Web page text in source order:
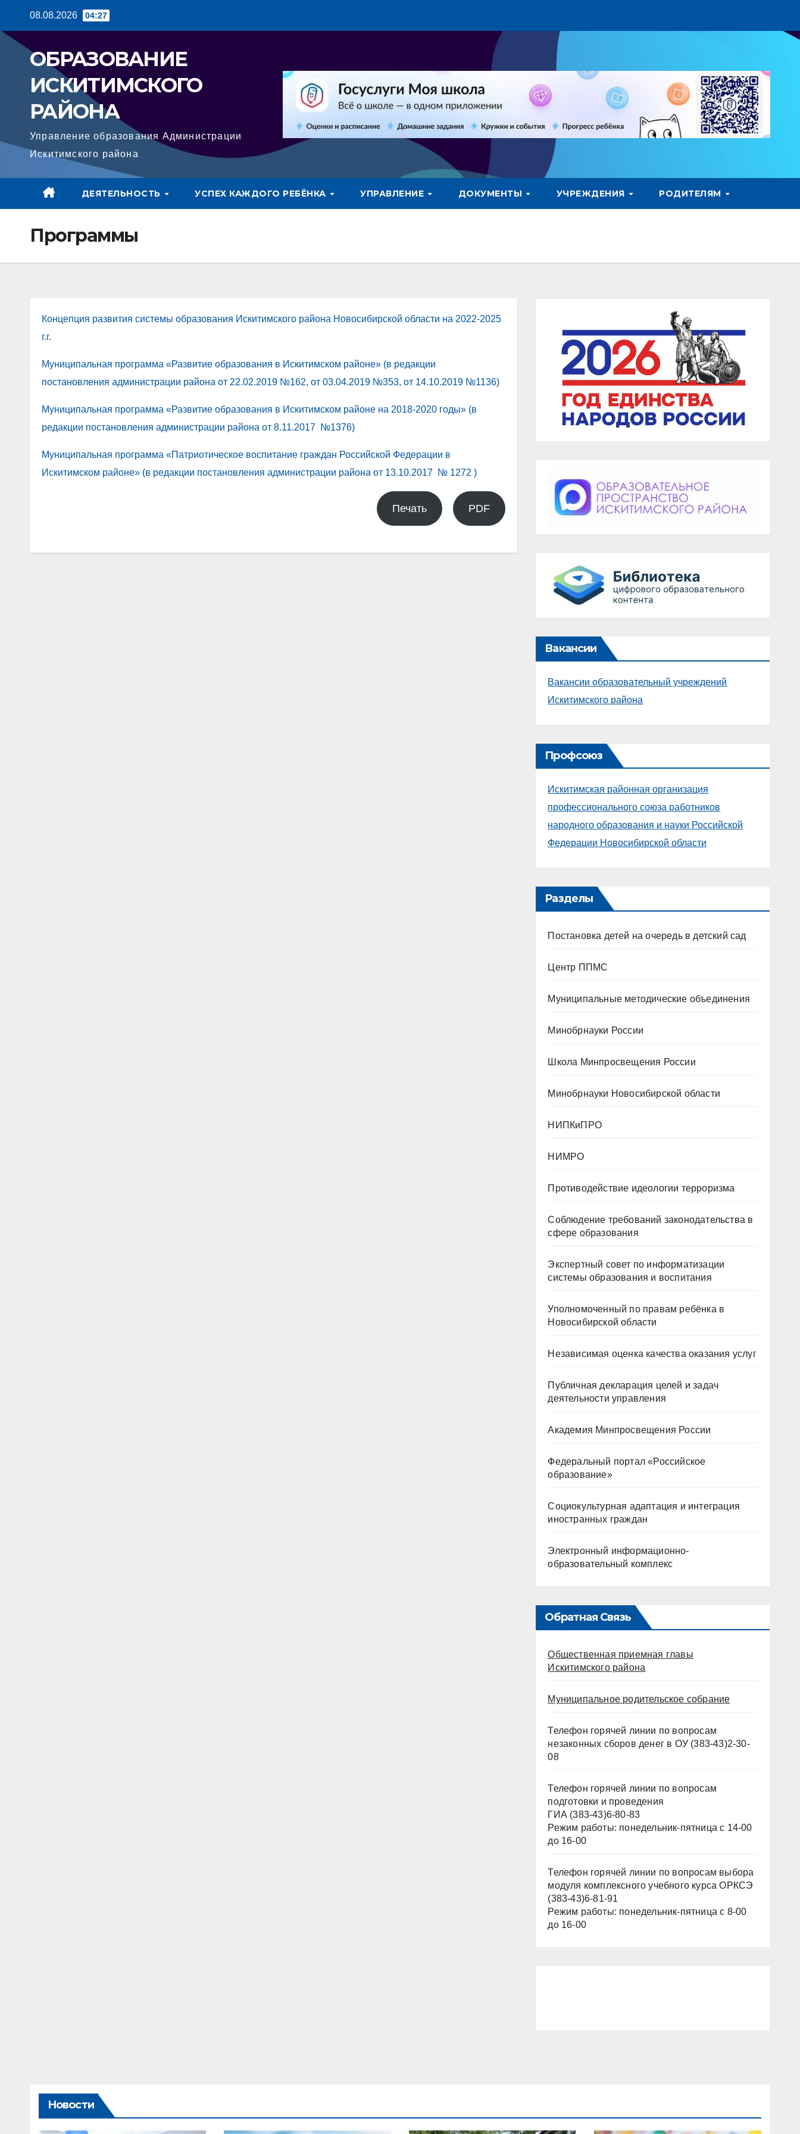
содержимому
08.08.2026 04:27
ОБРАЗОВАНИЕ
ИСКИТИМСКОГО
РАЙОНА
Управление образования Администрации
Искитимского района
ДЕЯТЕЛЬНОСТЬ УСПЕХ КАЖДОГО РЕБЁНКА УПРАВЛЕНИЕ ДОКУМЕНТЫ УЧРЕЖДЕНИЯ РОДИТЕЛЯМ
Программы
Концепция развития системы образования Искитимского района Новосибирской области на 2022-2025
г.г.
Муниципальная программа «Развитие образования в Искитимском районе» (в редакции
постановления администрации района от 22.02.2019 №162, от 03.04.2019 №353, от 14.10.2019 №1136)
Муниципальная программа «Развитие образования в Искитимском районе на 2018-2020 годы» (в
редакции постановления администрации района от 8.11.2017 №1376)
Муниципальная программа «Патриотическое воспитание граждан Российской Федерации в
Искитимском районе» (в редакции постановления администрации района от 13.10.2017 № 1272 )
Печать PDF
Вакансии
Вакансии образовательный учреждений
Искитимского района
Профсоюз
Искитимская районная организация
профессионального союза работников
народного образования и науки Российской
Федерации Новосибирской области
Разделы
Постановка детей на очередь в детский сад
Центр ППМС
Муниципальные методические объединения
Минобрнауки России
Школа Минпросвещения России
Минобрнауки Новосибирской области
НИПКиПРО
НИМРО
Противодействие идеологии терроризма
Cоблюдение требований законодательства в
сфере образования
Экспертный совет по информатизации
системы образования и воспитания
Уполномоченный по правам ребёнка в
Новосибирской области
Независимая оценка качества оказания услуг
Публичная декларация целей и задач
деятельности управления
Академия Минпросвещения России
Федеральный портал «Российское
образование»
Социокультурная адаптация и интеграция
иностранных граждан
Электронный информационно-
образовательный комплекс
Обратная Связь
Общественная приемная главы
Искитимского района
Муниципальное родительское собрание
Телефон горячей линии по вопросам
незаконных сборов денег в ОУ (383-43)2-30-
08
Телефон горячей линии по вопросам
подготовки и проведения
ГИА (383-43)6-80-83
Режим работы: понедельник-пятница с 14-00
до 16-00
Телефон горячей линии по вопросам выбора
модуля комплексного учебного курса ОРКСЭ
(383-43)6-81-91
Режим работы: понедельник-пятница с 8-00
до 16-00
Новости